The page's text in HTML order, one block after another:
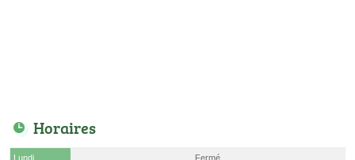
Horaires
Lundi
Fermé